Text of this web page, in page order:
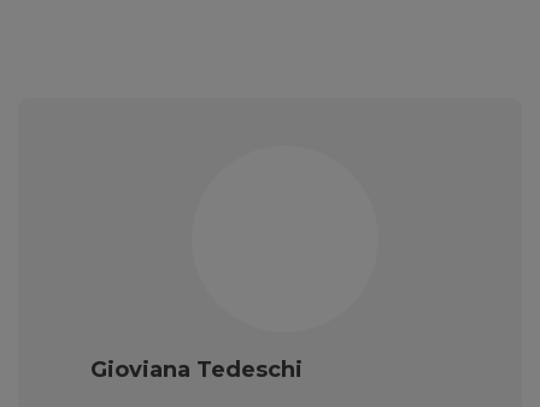
Gioviana Tedeschi